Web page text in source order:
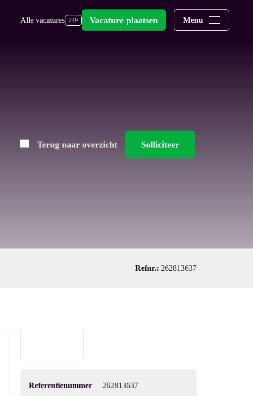
Alle vacatures 249 Vacature plaatsen Menu
Terug naar overzicht Solliciteer
Refnr.: 262813637
Referentienummer
262813637